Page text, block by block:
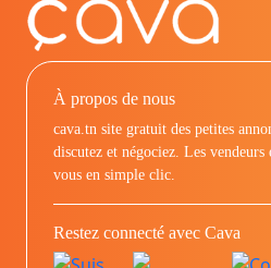
À propos de nous
cava.tn site gratuit des petites
discutez et négociez. Les vendeurs
vous en simple clic.
Restez connecté avec Cava